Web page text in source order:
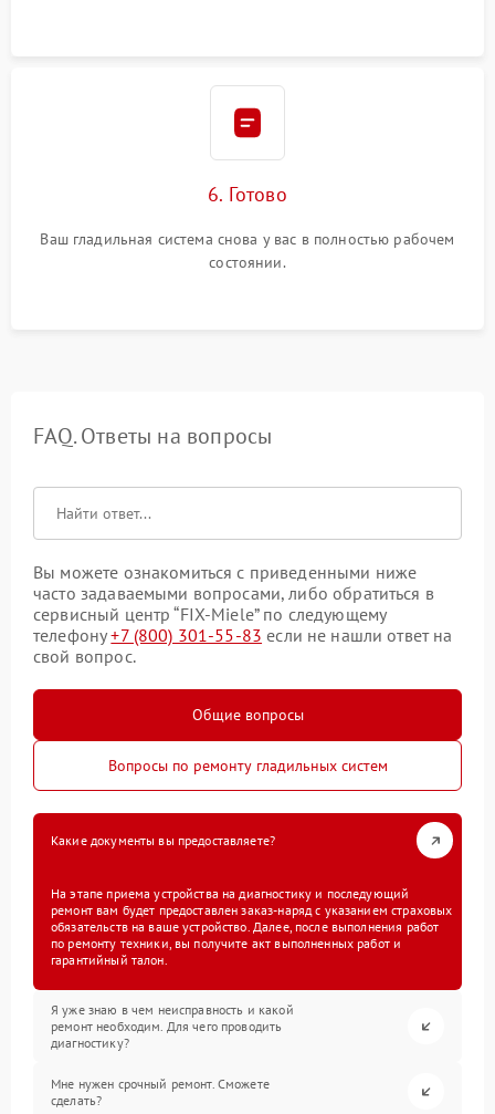
6. Готово
Ваш гладильная система снова у вас в полностью рабочем
состоянии.
FAQ. Ответы на вопросы
Вы можете ознакомиться с приведенными ниже
часто задаваемыми вопросами, либо обратиться в
сервисный центр “FIX-Miele” по следующему
телефону+7 (800) 301-55-83 если не нашли ответ на
свой вопрос.
Общие вопросы
Вопросы по ремонту гладильных систем
Какие документы вы предоставляете?
На этапе приема устройства на диагностику и последующий
ремонт вам будет предоставлен заказ-наряд с указанием страховых
обязательств на ваше устройство. Далее, после выполнения работ
по ремонту техники, вы получите акт выполненных работ и
гарантийный талон.
Я уже знаю в чем неисправность и какой
ремонт необходим. Для чего проводить
диагностику?
Мне нужен срочный ремонт. Сможете
сделать?